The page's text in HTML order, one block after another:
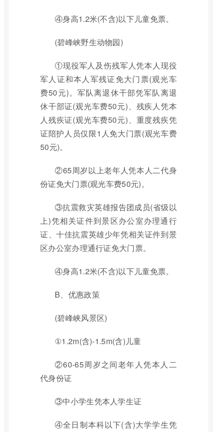
④身高1.2米(不含)以下儿童免票。
(碧峰峡野生动物园)
①现役军人及伤残军人凭本人现役
军人证和本人军残证免大门票(观光车
费50元)。军队离退休干部凭军队离退
休干部证(观光车费50元)、残疾人凭本
人残疾证(观光车费50元)、重度残疾凭
证陪护人员仅限1人免大门票(观光车费
50元)。
②65周岁以上老年人凭本人二代身
份证免大门票(观光车费50元)。
③抗震救灾英雄报告团成员(省级以
上)凭相关证件到景区办公室办理通行
证、十佳抗震英雄少年凭相关证件到景
区办公室办理通行证免大门票。
④身高1.2米(不含)以下儿童免票。
B、优惠政策
(碧峰峡风景区)
①1.2m(含)-1.5m(含)儿童
②60-65周岁之间老年人凭本人二
代身份证
③中小学生凭本人学生证
④全日制本科以下(含)大学学生凭